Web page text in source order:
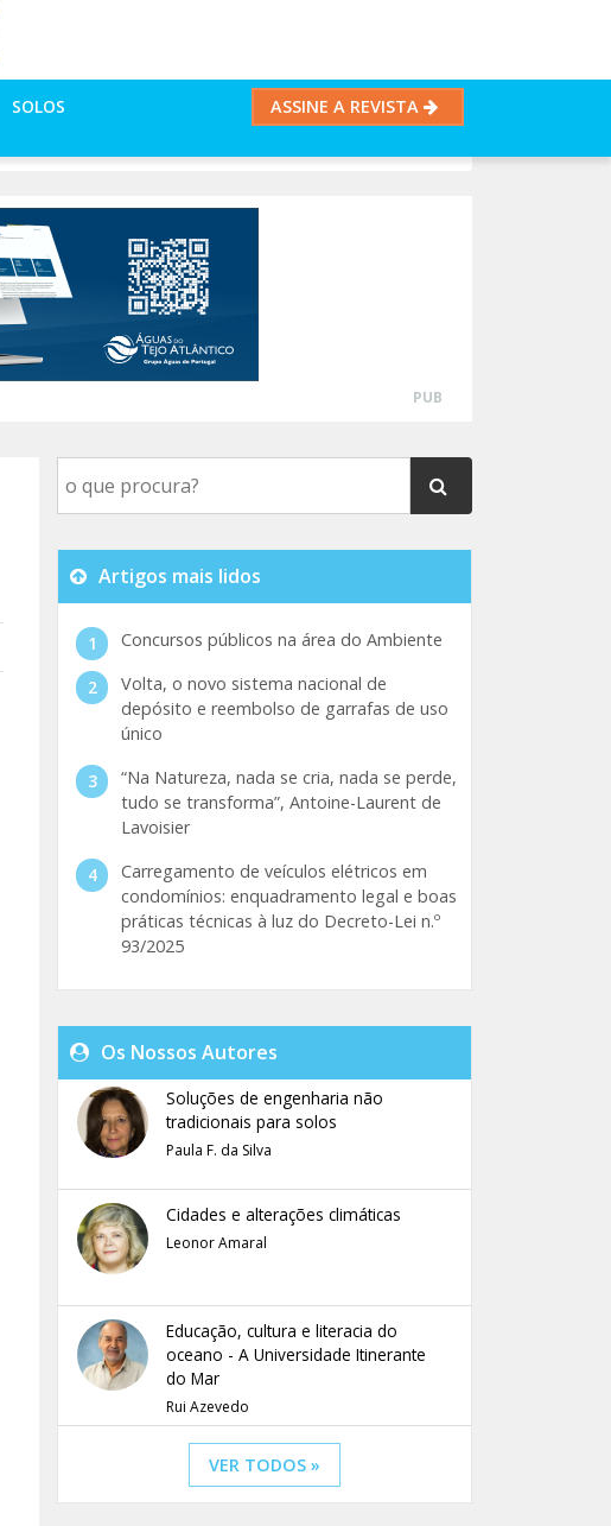
SOLOS
ASSINE A REVISTA
PUB
Artigos mais lidos
Concursos públicos na área do Ambiente
Volta, o novo sistema nacional de
depósito e reembolso de garrafas de uso
único
“Na Natureza, nada se cria, nada se perde,
tudo se transforma”, Antoine-Laurent de
Lavoisier
Carregamento de veículos elétricos em
condomínios: enquadramento legal e boas
práticas técnicas à luz do Decreto-Lei n.º
93/2025
Os Nossos Autores
Soluções de engenharia não
tradicionais para solos
Paula F. da Silva
Cidades e alterações climáticas
Leonor Amaral
Educação, cultura e literacia do
oceano - A Universidade Itinerante
do Mar
Rui Azevedo
VER TODOS »